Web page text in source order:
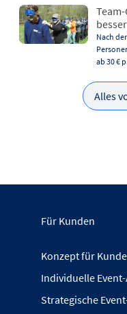
besser
Nach
ab 30 €
Alles
Für Kunden
Konzept für
Individuelle
Strategische